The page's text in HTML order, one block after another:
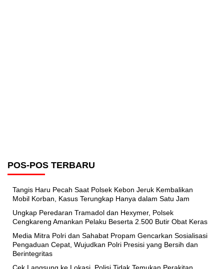
POS-POS TERBARU
Tangis Haru Pecah Saat Polsek Kebon Jeruk Kembalikan
Mobil Korban, Kasus Terungkap Hanya dalam Satu Jam
Ungkap Peredaran Tramadol dan Hexymer, Polsek
Cengkareng Amankan Pelaku Beserta 2.500 Butir Obat Keras
Media Mitra Polri dan Sahabat Propam Gencarkan Sosialisasi
Pengaduan Cepat, Wujudkan Polri Presisi yang Bersih dan
Berintegritas